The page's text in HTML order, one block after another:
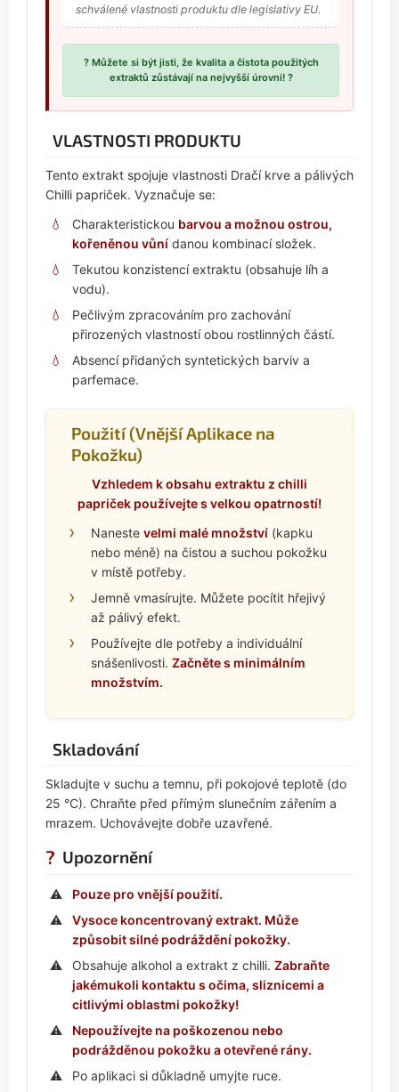
schválené vlastnosti produktu dle legislativy EU.
? Můžete si být jisti, že kvalita a čistota použitých
extraktů zůstávají na nejvyšší úrovni!?
VLASTNOSTI PRODUKTU
Tento extrakt spojuje vlastnosti Dračí krve a pálivých
Chilli papriček. Vyznačuje se:
Charakteristickou barvou a možnou ostrou,
kořeněnou vůní danou kombinací složek.
Tekutou konzistencí extraktu (obsahuje líh a
vodu).
Pečlivým zpracováním pro zachování
přirozených vlastností obou rostlinných částí.
Absencí přidaných syntetických barviv a
parfemace.
Použití (Vnější Aplikace na
Pokožku)
Vzhledem k obsahu extraktu z chilli
papriček používejte s velkou opatrností!
Naneste velmi malé množství (kapku
nebo méně) na čistou a suchou pokožku
v místě potřeby.
Jemně vmasírujte. Můžete pocítit hřejivý
až pálivý efekt.
Používejte dle potřeby a individuální
snášenlivosti. Začněte s minimálním
množstvím.
Skladování
Skladujte v suchu a temnu, při pokojové teplotě (do
25 °C). Chraňte před přímým slunečním zářením a
mrazem. Uchovávejte dobře uzavřené.
? Upozornění
Pouze pro vnější použití.
Vysoce koncentrovaný extrakt. Může
způsobit silné podráždění pokožky.
Obsahuje alkohol a extrakt z chilli. Zabraňte
jakémukoli kontaktu s očima, sliznicemi a
citlivými oblastmi pokožky!
Nepoužívejte na poškozenou nebo
podrážděnou pokožku a otevřené rány.
Po aplikaci si důkladně umyjte ruce.